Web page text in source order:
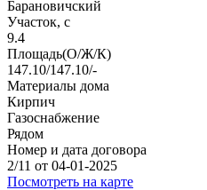
Барановичский
Участок, с
9.4
Площадь(О/Ж/К)
147.10/147.10/-
Материалы дома
Кирпич
Газоснабжение
Рядом
Номер и дата договора
2/11 от 04-01-2025
Посмотреть на карте